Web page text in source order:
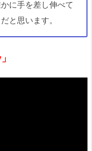
に手を差し伸べて
と思います。